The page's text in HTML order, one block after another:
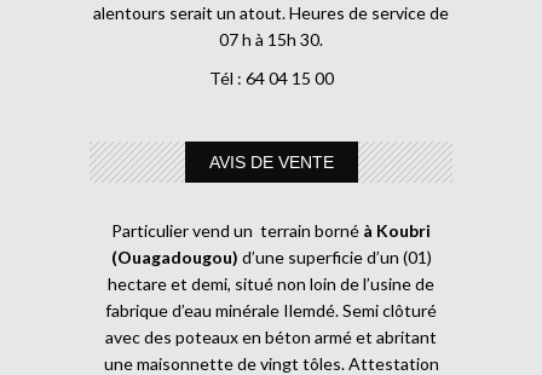
alentours serait un atout. Heures de service de
07 h à 15h 30.
Tél : 64 04 15 00
AVIS DE VENTE
Particulier vend un terrain borné à Koubri
(Ouagadougou) d’une superficie d’un (01)
hectare et demi, situé non loin de l’usine de
fabrique d’eau minérale Ilemdé. Semi clôturé
avec des poteaux en béton armé et abritant
une maisonnette de vingt tôles. Attestation